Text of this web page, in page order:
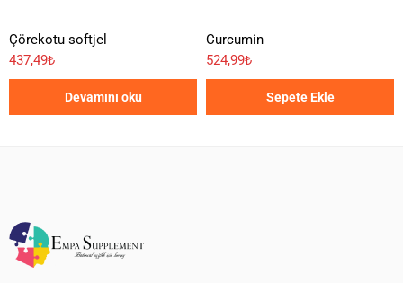
Çörekotu softjel
437,49₺
Devamını oku
Curcumin
524,99₺
Sepete Ekle